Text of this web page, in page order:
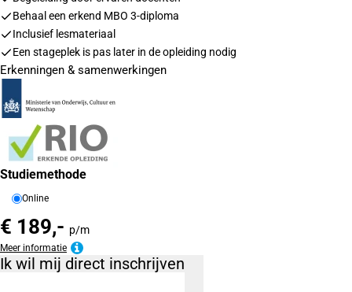
Behaal een erkend MBO 3-diploma
Inclusief lesmateriaal
Een stageplek is pas later in de opleiding nodig
Erkenningen & samenwerkingen
Studiemethode
Online
€ 189,- p/m
Meer informatie
Ik wil mij direct inschrijven